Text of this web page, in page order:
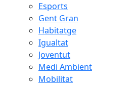
Esports
Gent Gran
Habitatge
Igualtat
Joventut
Medi Ambient
Mobilitat